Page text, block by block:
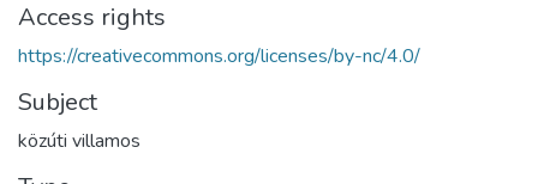
Access rights
https://creativecommons.org/licenses/by-nc/4.0/
Subject
közúti villamos